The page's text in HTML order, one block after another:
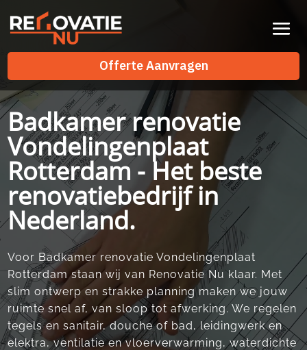
Offerte Aanvragen
Offerte Aanvragen
Badkamer renovatie
Vondelingenplaat
Rotterdam - Het beste
renovatiebedrijf in
Nederland.
Voor Badkamer renovatie Vondelingenplaat
Rotterdam staan wij van Renovatie Nu klaar.​ Met
slim ontwerp en strakke planning maken we jouw
ruimte snel af, van sloop tot afwerking.​ We regelen
tegels en sanitair, douche of bad, leidingwerk en
elektra, ventilatie en vloerverwarming, waterdichte